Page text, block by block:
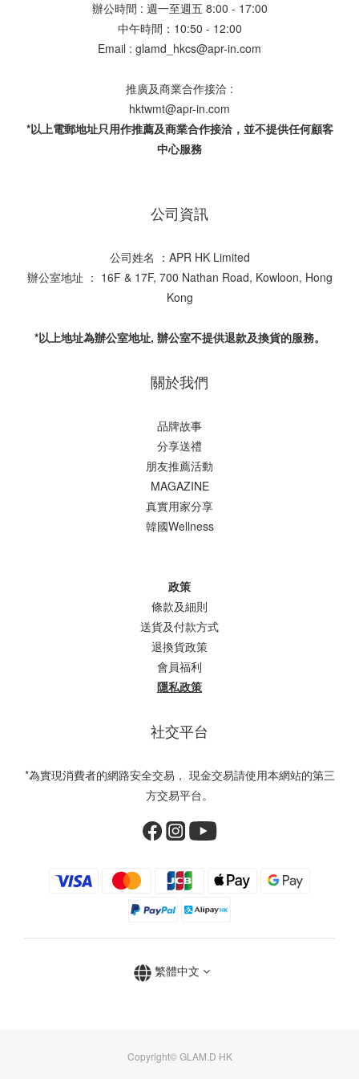
辦公時間 : 週一至週五 8:00 - 17:00
中午時間：10:50 - 12:00
Email : glamd_hkcs@apr-in.com
推廣及商業合作接洽 :
hktwmt@apr-in.com
*以上電郵地址只用作推薦及商業合作接洽，並不提供任何顧客
中心服務
公司資訊
公司姓名 ：APR HK Limited
辦公室地址 ： 16F & 17F, 700 Nathan Road, Kowloon, Hong
Kong
*以上地址為辦公室地址, 辦公室不提供退款及換貨的服務。
關於我們
品牌故事
分享送禮
朋友推薦活動
MAGAZINE
真實用家分享
韓國Wellness
政策
條款及細則
送貨及付款方式
退換貨政策
會員福利
隱私政策
社交平台
*為實現消費者的網路安全交易， 現金交易請使用本網站的第三
方交易平台。
繁體中文
Copyright© GLAM.D HK